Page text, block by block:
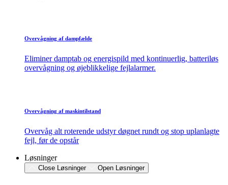
Overvågning af dampfælde
Eliminer damptab og energispild med kontinuerlig, batteriløs
overvågning og øjeblikkelige fejlalarmer.
Overvågning af maskintilstand
Overvåg alt roterende udstyr døgnet rundt og stop uplanlagte
fejl, før de opstår
Løsninger
Close Løsninger Open Løsninger